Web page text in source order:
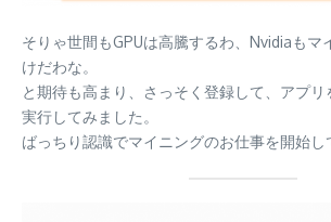
そりゃ世間もGPUは高騰するわ、Nvidiaもマ
けだわな。
と期待も高まり、さっそく登録して、アプリ
実行してみました。
ばっちり認識でマイニングのお仕事を開始し